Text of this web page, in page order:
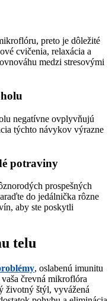
preto je dôležité
cvičenia, relaxácia a
medzi stresovými
negatívne ovplyvňujú
týchto návykov výrazne
potraviny
prospešných
do jedálnička rôzne
aby ste poskytli
telu
, oslabenú imunitu
črevná mikroflóra
životný štýl, vyvážená